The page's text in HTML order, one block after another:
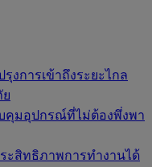
รุงการเข้าถึงระยะไกล
คุมอุปกรณ์ที่ไม่ต้องพึ่งพา
ะสิทธิภาพการทำงานได้